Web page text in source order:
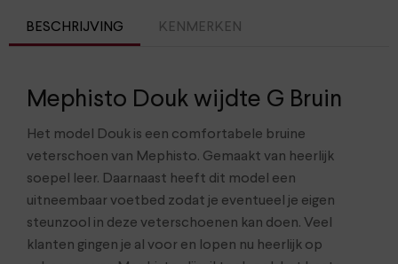
BESCHRIJVING KENMERKEN
Mephisto Douk wijdte G Bruin
Het model Douk is een comfortabele bruine
veterschoen van Mephisto. Gemaakt van heerlijk
soepel leer. Daarnaast heeft dit model een
uitneembaar voetbed zodat je eventueel je eigen
steunzool in deze veterschoenen kan doen. Veel
klanten gingen je al voor en lopen nu heerlijk op